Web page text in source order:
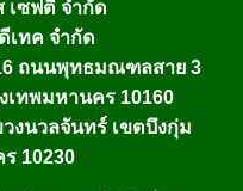
เซฟตี้ จำกัด
เทค จำกัด
ถนนพุทธมณฑลสาย 3
เทพมหานคร 10160
งนวลจันทร์ เขตบึงกุ่ม
10230